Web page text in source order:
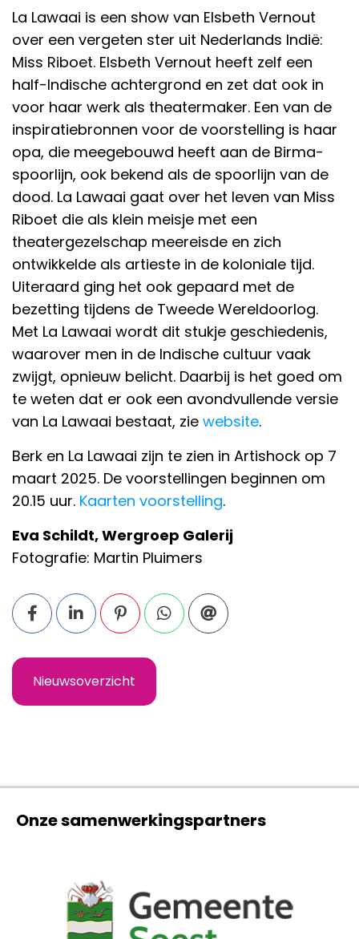
La Lawaai is een show van Elsbeth Vernout
over een vergeten ster uit Nederlands Indië:
Miss Riboet. Elsbeth Vernout heeft zelf een
half-Indische achtergrond en zet dat ook in
voor haar werk als theatermaker. Een van de
inspiratiebronnen voor de voorstelling is haar
opa, die meegebouwd heeft aan de Birma-
spoorlijn, ook bekend als de spoorlijn van de
dood. La Lawaai gaat over het leven van Miss
Riboet die als klein meisje met een
theatergezelschap meereisde en zich
ontwikkelde als artieste in de koloniale tijd.
Uiteraard ging het ook gepaard met de
bezetting tijdens de Tweede Wereldoorlog.
Met La Lawaai wordt dit stukje geschiedenis,
waarover men in de Indische cultuur vaak
zwijgt, opnieuw belicht. Daarbij is het goed om
te weten dat er ook een avondvullende versie
van La Lawaai bestaat, zie website.
Berk en La Lawaai zijn te zien in Artishock op 7
maart 2025. De voorstellingen beginnen om
20.15 uur. Kaarten voorstelling.
Eva Schildt, Wergroep Galerij
Fotografie: Martin Pluimers
Nieuwsoverzicht
Onze samenwerkingspartners